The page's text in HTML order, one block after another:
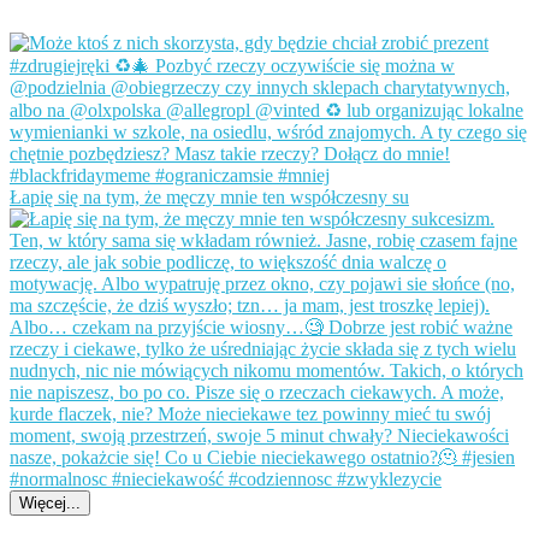
Łapię się na tym, że męczy mnie ten współczesny su
Więcej...